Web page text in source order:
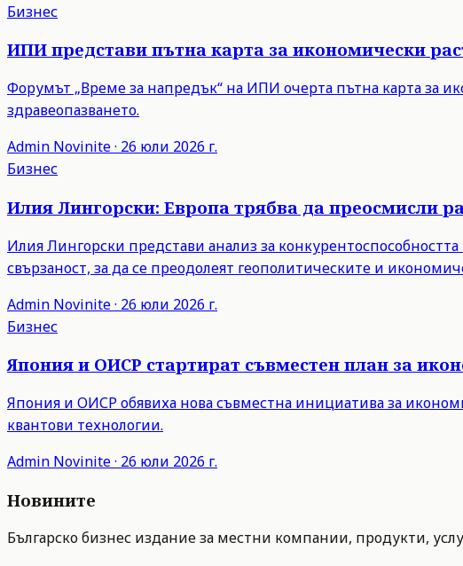
Бизнес
ИПИ представи пътна карта за икономически
Форумът „Време за напредък“ на ИПИ очерта пътна карта за
здравеопазването.
Admin Novinite· 26 юли 2026 г.
Бизнес
Илия Лингорски: Европа трябва да преосмисли
Илия Лингорски представи анализ за
свързаност, за да се преодолеят геополитическите и
Admin Novinite· 26 юли 2026 г.
Бизнес
Япония и ОИСР стартират съвместен план за
Япония и ОИСР обявиха нова съвместна инициатива за
квантови технологии.
Admin Novinite· 26 юли 2026 г.
Новините
Българско бизнес издание за местни компании, продукти,